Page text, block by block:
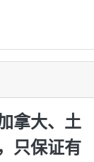
拿大、土
只保证有